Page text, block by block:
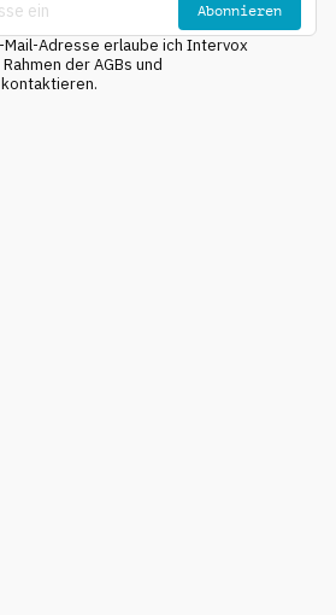
Abonnieren
Adresse erlaube ich Intervox
der AGBs und